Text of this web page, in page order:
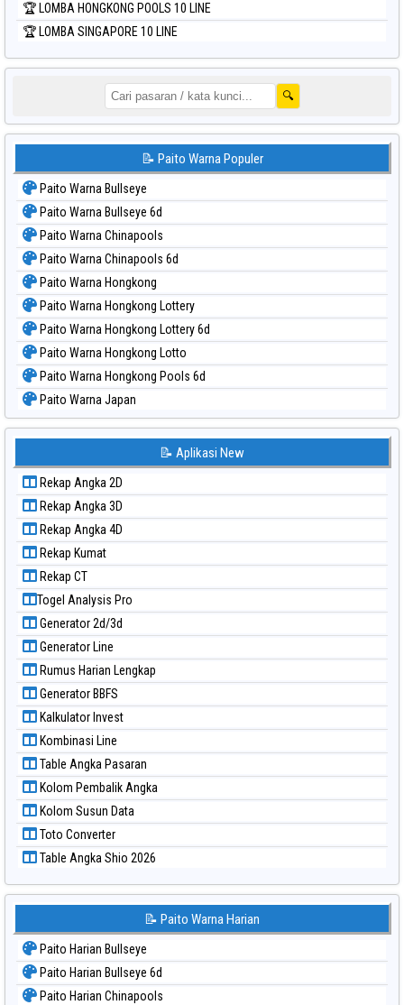
🏆 LOMBA HONGKONG POOLS 10 LINE
🏆 LOMBA SINGAPORE 10 LINE
🔍
📝 Paito Warna Populer
Paito Warna Bullseye
Paito Warna Bullseye 6d
Paito Warna Chinapools
Paito Warna Chinapools 6d
Paito Warna Hongkong
Paito Warna Hongkong Lottery
Paito Warna Hongkong Lottery 6d
Paito Warna Hongkong Lotto
Paito Warna Hongkong Pools 6d
Paito Warna Japan
Paito Warna Japan 6d
Paito Warna Kuda Lari
Paito Warna Magnum Cambodia
Paito Warna Nagoya
Paito Warna New York Midday
Paito Warna North Carolina Day
Paito Warna Pcso
Paito Warna Pennsylvania Day
Paito Warna Sao Paulo
Paito Warna Singapore
Paito Warna Sydney
Paito Warna Sydney Lottery
Paito Warna Sydney Lottery 6d
Paito Warna Sydney Lotto
Paito Warna Sydney Pools 6d
Paito Warna Taipei
Paito Warna Taiwan
📝 Aplikasi New
Rekap Angka 2D
Rekap Angka 3D
Rekap Angka 4D
Rekap Kumat
Rekap CT
Togel Analysis Pro
Generator 2d/3d
Generator Line
Rumus Harian Lengkap
Generator BBFS
Kalkulator Invest
Kombinasi Line
Table Angka Pasaran
Kolom Pembalik Angka
Kolom Susun Data
Toto Converter
Table Angka Shio 2026
📝 Paito Warna Harian
Paito Harian Bullseye
Paito Harian Bullseye 6d
Paito Harian Chinapools